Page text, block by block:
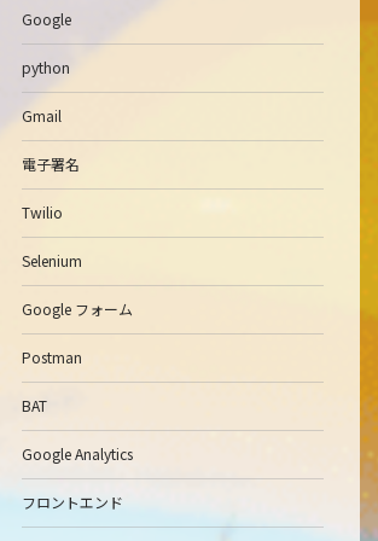
Google
python
Gmail
電子署名
Twilio
Selenium
Google フォーム
Postman
BAT
Google Analytics
フロントエンド